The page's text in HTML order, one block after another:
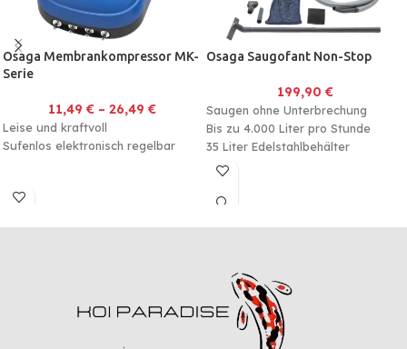
Osaga Membrankompressor MK-
Serie
11,49 €– 26,49 €
Leise und kraftvoll
Sufenlos elektronisch regelbar
Osaga Saugofant Non-Stop
199,90 €
Saugen ohne Unterbrechung
Bis zu 4.000 Liter pro Stunde
35 Liter Edelstahlbehälter